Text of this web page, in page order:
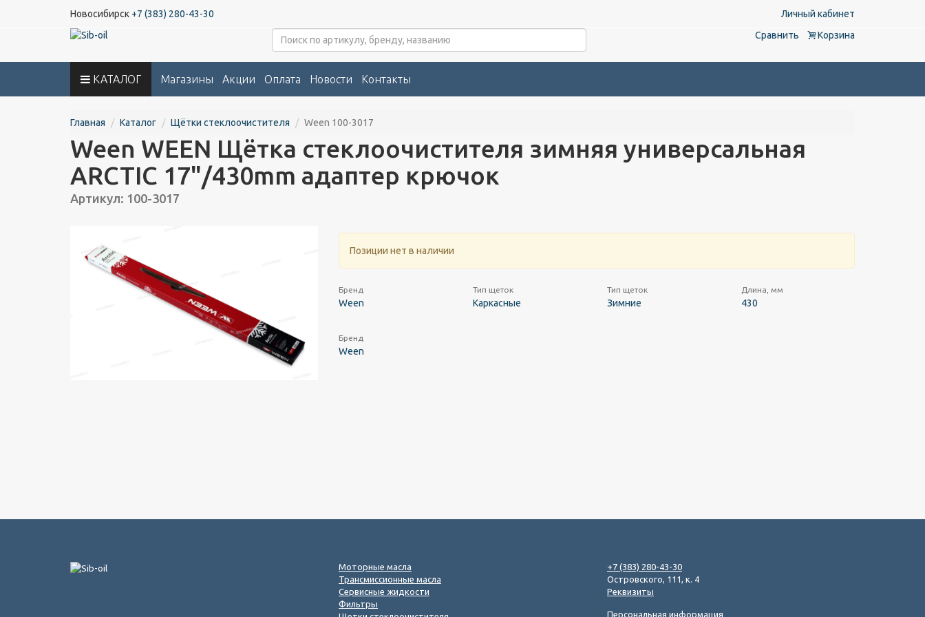
Новосибирск +7 (383) 280-43-30
Личный кабинет
Сравнить
Корзина
КАТАЛОГ Магазины Акции Оплата Новости Контакты
Главная Каталог Щётки стеклоочистителя Ween 100-3017
Ween WEEN Щётка стеклоочистителя зимняя универсальная
ARCTIC 17"/430mm адаптер крючок
Артикул: 100-3017
Позиции нет в наличии
Бренд
Ween
Тип щеток
Каркасные
Тип щеток
Зимние
Длина, мм
430
Бренд
Ween
Моторные масла
Трансмиссионные масла
Сервисные жидкости
Фильтры
+7 (383) 280-43-30
Островского, 111, к. 4
Реквизиты
Персональная информация